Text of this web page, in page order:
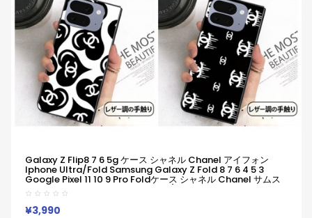
Galaxy Z Flip8 7 6 5g ケース シャネル Chanel アイフォン
Iphone Ultra/fold Samsung Galaxy Z Fold 8 7 6 4 5 3
Google Pixel 11 10 9 Pro Foldケース シャネル Chanel サムス
ン ギャラクシーZフリップ8 7 6 5 4/Zフリップ8 折り畳み 携帯
カバー 送料無料ケースオリジナルオシャレスマホケース 韓国
¥3,990